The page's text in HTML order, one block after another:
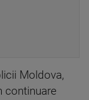
Moldova,
continuare